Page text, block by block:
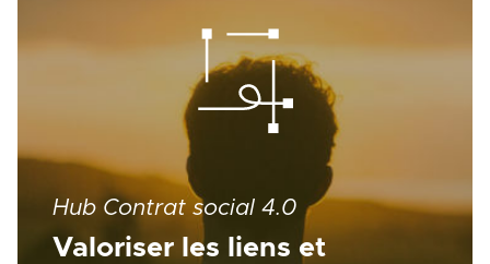
Hub Contrat social 4.0
Valoriser les liens et